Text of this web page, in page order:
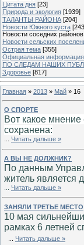
Цитата дня [23]
Природа и экология [1939]
ТАЛАНТЫ РАЙОНА [204]
Новости Южного куста
Новости соседних районов
Новости сельских
Острая тема [355]
Официальная информация
ПО СЛЕДАМ НАШИХ
Здоровье [817]
Главная » 2013 » Май » 16
О СПОРТЕ
Вот какое
сохранена:
Читать дальше »
А ВЫ НЕ ДОЛЖНИК?
По данным
житель является
Читать дальше »
ЗАНЯЛИ ТРЕТЬЕ МЕСТО
10 мая
рамках 6 летней
Читать дальше »